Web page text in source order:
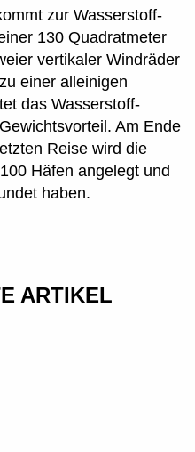
zur Wasserstoff-
130 Quadratmeter
vertikaler Windräder
einer alleinigen
das Wasserstoff-
Am Ende
Reise wird die
Häfen angelegt und
haben.
ARTIKEL
DIE